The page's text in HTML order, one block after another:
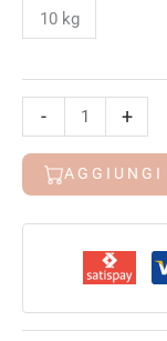
10 kg
-
G&S
quantità
+
Alternative: